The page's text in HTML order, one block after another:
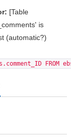
[Table
is
(automatic?)